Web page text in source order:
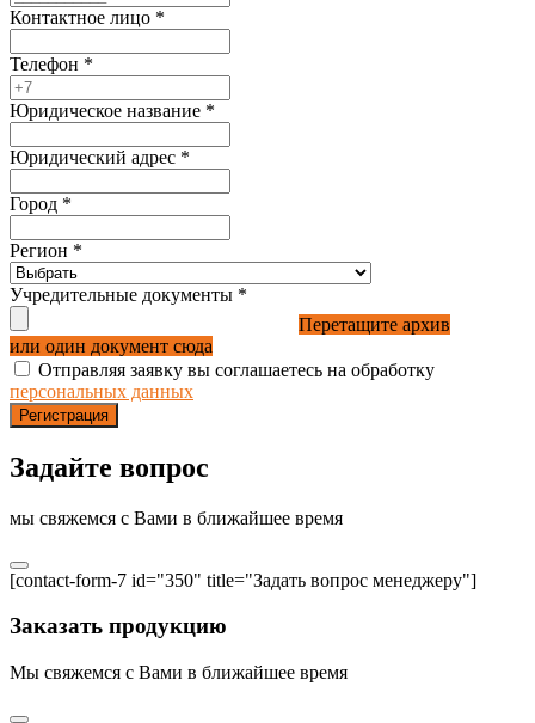
Контактное лицо *
Телефон *
Юридическое название *
Юридический адрес *
Город *
Регион *
Учредительные документы *
Перетащите архив
или один документ сюда
Отправляя заявку вы соглашаетесь на обработку
персональных данных
Регистрация
Задайте вопрос
мы свяжемся с Вами в ближайшее время
[contact-form-7 id="350" title="Задать вопрос менеджеру"]
Заказать продукцию
Мы свяжемся с Вами в ближайшее время